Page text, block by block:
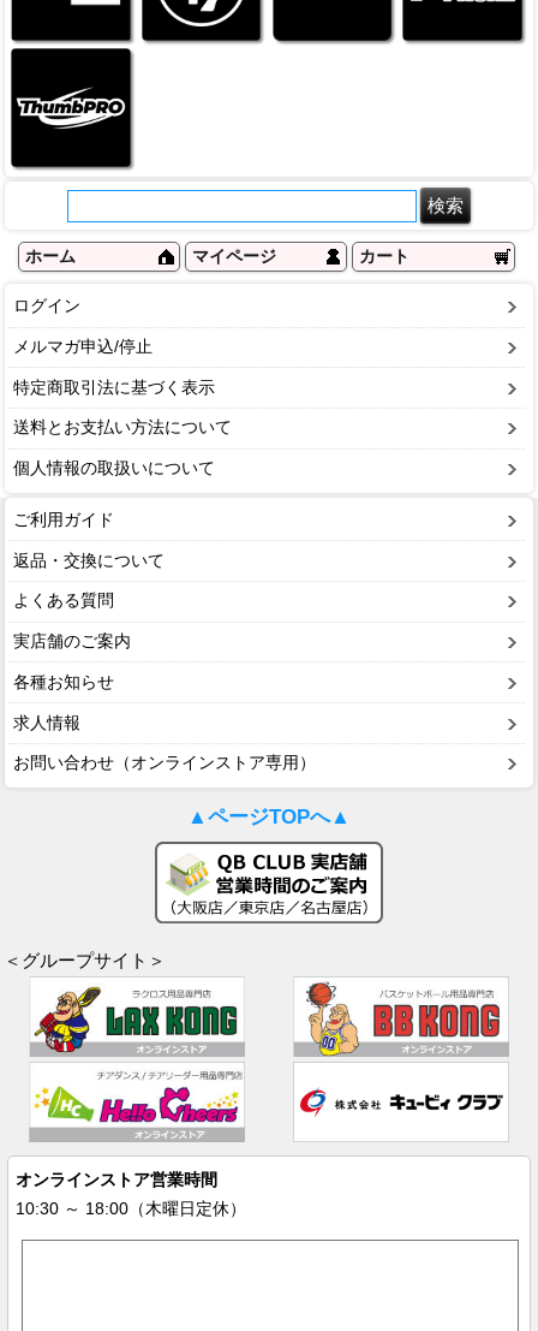
ホーム マイページ カート
ログイン
メルマガ申込/停止
特定商取引法に基づく表示
送料とお支払い方法について
個人情報の取扱いについて
ご利用ガイド
返品・交換について
よくある質問
実店舗のご案内
各種お知らせ
求人情報
お問い合わせ（オンラインストア専用）
▲ページTOPへ▲
＜グループサイト＞
オンラインストア営業時間
10:30 ～ 18:00（木曜日定休）